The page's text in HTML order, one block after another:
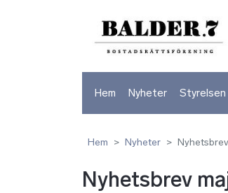
Hem Nyheter Styrelsen
Hem Nyheter
Nyhetsbrev